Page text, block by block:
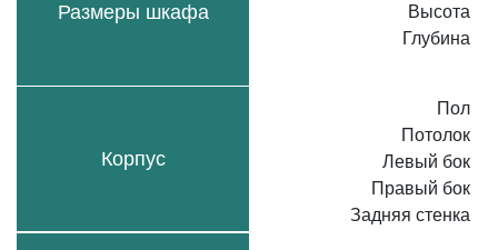
Размеры шкафа
Корпус
Высота
Глубина
Пол
Потолок
Левый бок
Правый бок
Задняя стенка